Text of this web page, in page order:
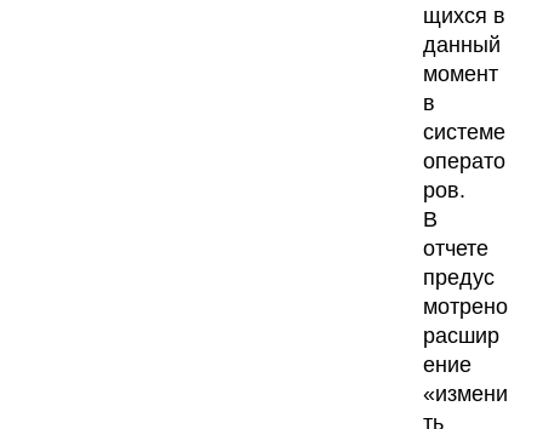
щихся в
данный
момент
в
системе
операто
ров.
В
отчете
предус
мотрено
расшир
ение
«измени
ть